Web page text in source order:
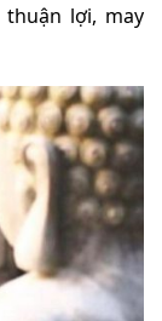
lợi, may